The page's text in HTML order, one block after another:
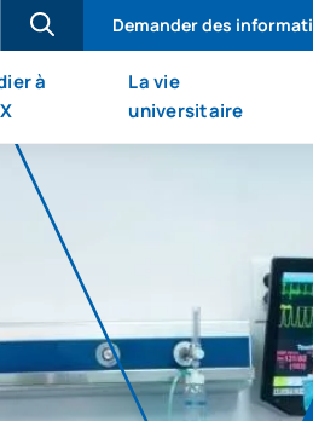
Demander des
à
La vie
universitaire